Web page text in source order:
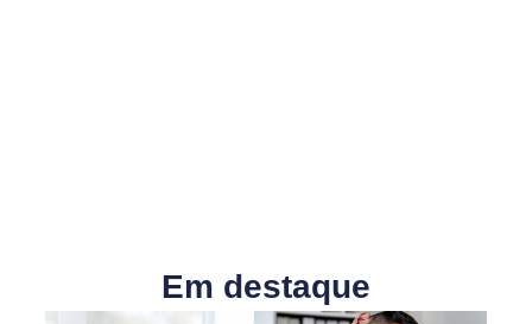
Em destaque